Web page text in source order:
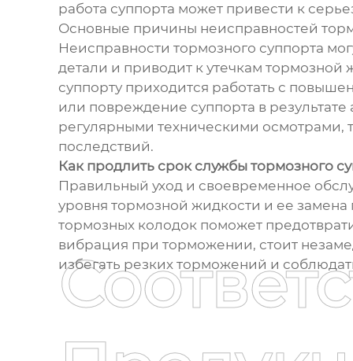
работа суппорта может привести к
Основные причины неисправностей
Неисправности тормозного суппорта
детали и приводит к утечкам
суппорту приходится работать с
или повреждение суппорта в
регулярными техническими осмотрами,
последствий.
Как продлить срок службы тормозного
Правильный уход и своевременное
уровня тормозной жидкости и ее
тормозных колодок поможет
вибрация при торможении, стоит
избегать резких торможений и